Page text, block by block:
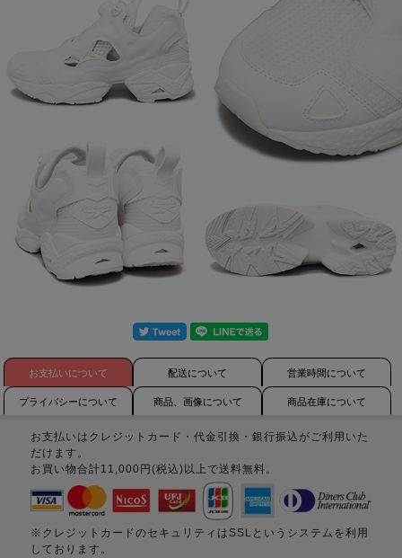
お支払いについて 配送について 営業時間について
プライバシーについて 商品、画像について 商品在庫について
お支払いはクレジットカード・代金引換・銀行振込がご利用いた
だけます。
お買い物合計11,000円(税込)以上で送料無料。
※クレジットカードのセキュリティはSSLというシステムを利用
しております。